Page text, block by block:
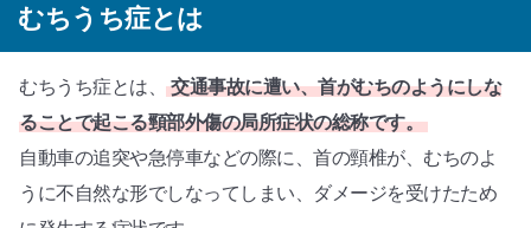
むちうち症とは
むちうち症とは、
交通事故に遭い、首がむちのようにしな
ることで起こる頸部外傷の局所症状の総称です。
自動車の追突や急停車などの際に、首の頸椎が、むちのよ
うに不自然な形でしなってしまい、ダメージを受けたため